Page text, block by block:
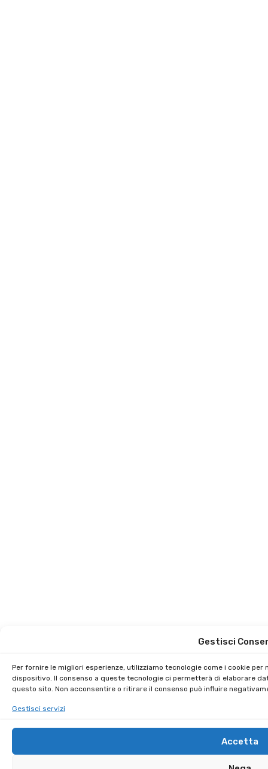
Gestisci
Per fornire le migliori esperienze, utilizziamo tecnologie come i cookie
dispositivo. Il consenso a queste tecnologie ci permetterà di elaborare
questo sito. Non acconsentire o ritirare il consenso può influire
Gestisci servizi
Accetta